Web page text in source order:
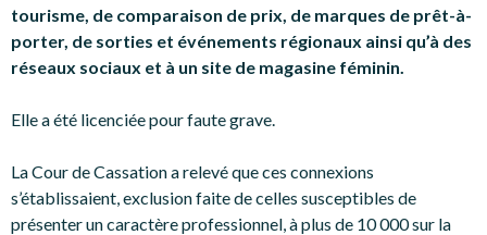
tourisme, de comparaison de prix, de marques de prêt-à-
porter, de sorties et événements régionaux ainsi qu’à des
réseaux sociaux et à un site de magasine féminin.
Elle a été licenciée pour faute grave.
La Cour de Cassation a relevé que ces connexions
s’établissaient, exclusion faite de celles susceptibles de
présenter un caractère professionnel, à plus de 10 000 sur la